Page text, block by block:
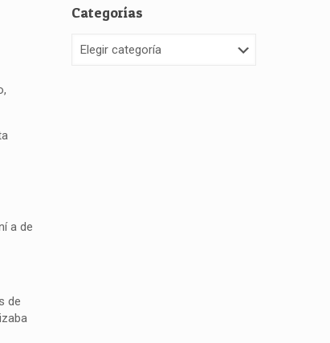
a de
de
Categorías